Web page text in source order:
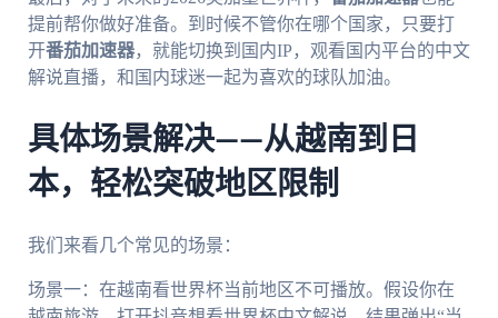
提前帮你做好准备。到时候不管你在哪个国家，只要打
开番茄加速器，就能切换到国内IP，观看国内平台的中文
解说直播，和国内球迷一起为喜欢的球队加油。
具体场景解决——从越南到日
本，轻松突破地区限制
我们来看几个常见的场景：
场景一：在越南看世界杯当前地区不可播放。假设你在